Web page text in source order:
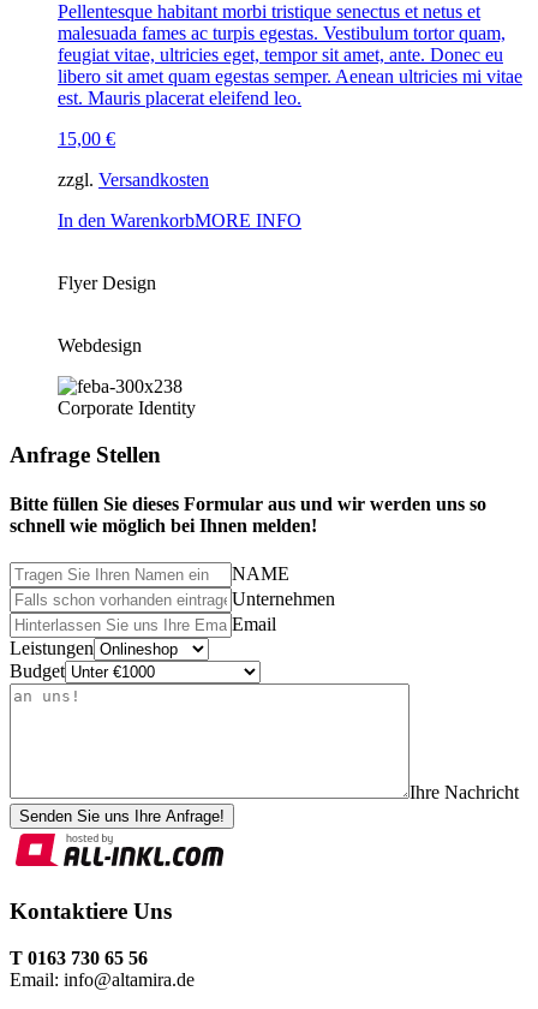
Pellentesque habitant morbi tristique senectus et netus et
malesuada fames ac turpis egestas. Vestibulum tortor quam,
feugiat vitae, ultricies eget, tempor sit amet, ante. Donec eu
libero sit amet quam egestas semper. Aenean ultricies mi vitae
est. Mauris placerat eleifend leo.
15,00 €
zzgl. Versandkosten
In den WarenkorbMORE INFO
Flyer Design
Webdesign
Corporate Identity
Anfrage Stellen
Bitte füllen Sie dieses Formular aus und wir werden uns so
schnell wie möglich bei Ihnen melden!
NAME
Unternehmen
Email
Leistungen
Budget
Ihre Nachricht
Senden Sie uns Ihre Anfrage!
Kontaktiere Uns
T 0163 730 65 56
Email: info@altamira.de